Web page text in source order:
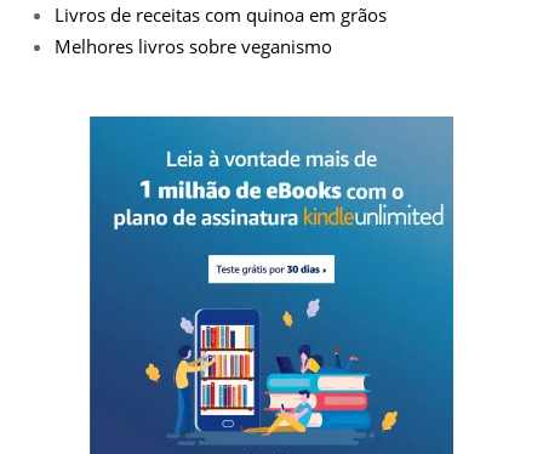
Livros de receitas com quinoa em grãos
Melhores livros sobre veganismo